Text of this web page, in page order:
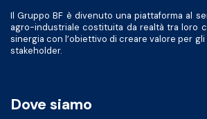
Il Gruppo BF è divenuto una piattaforma al
agro-industriale costituita da realtà tra loro
sinergia con l’obiettivo di creare valore per
stakeholder.
Dove siamo